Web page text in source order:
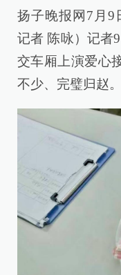
扬子晚报网7月9
记者 陈咏）记者
交车厢上演爱心
不少、完璧归赵。